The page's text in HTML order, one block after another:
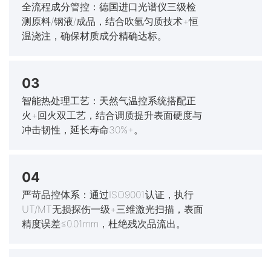
全流程成分管控：德国进口光谱仪三级检
测原料/钢液/成品，结合吹氩匀质技术+恒
温浇注，确保材质成分精确达标。
03
智能热处理工艺：天然气温控系统搭配正
火+回火双工艺，结合调质提升表面硬度与
冲击韧性，延长寿命30%+。
04
严苛品控体系：通过ISO9001认证，执行
UT/MT无损探伤一级+三维激光扫描，表面
精度误差≤0.01mm，杜绝残次品流出。